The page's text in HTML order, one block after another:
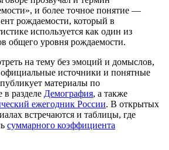
и более точное понятие —
рождаемости, который в
используется как один из
общего уровня рождаемости.
на тему без эмоций и домыслов,
официальные источники и понятные
материалы по
в разделе Демография, а также
ежегодник России. В открытых
встречаются и таблицы, где
суммарного коэффициента